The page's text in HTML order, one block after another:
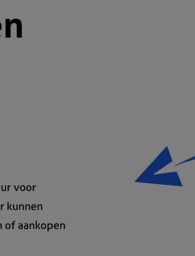
voor
kunnen
of aankopen